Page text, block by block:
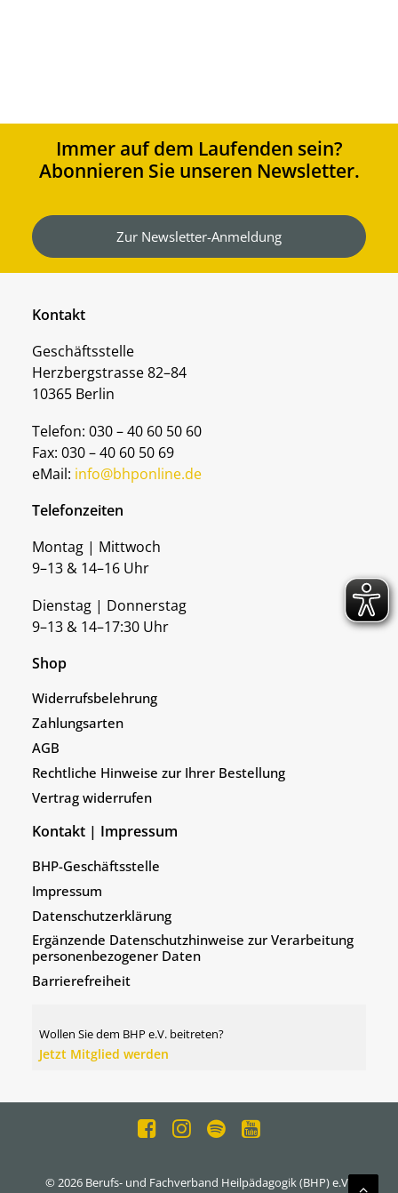
Immer auf dem Laufenden sein?
Abonnieren Sie unseren Newsletter.
Zur Newsletter-Anmeldung
Kontakt
Geschäftsstelle
Herzbergstrasse 82–84
10365 Berlin
Telefon: 030 – 40 60 50 60
Fax: 030 – 40 60 50 69
eMail: info@bhponline.de
Telefonzeiten
Montag | Mittwoch
9–13 & 14–16 Uhr
Dienstag | Donnerstag
9–13 & 14–17:30 Uhr
Shop
Widerrufsbelehrung
Zahlungsarten
AGB
Rechtliche Hinweise zur Ihrer Bestellung
Vertrag widerrufen
Kontakt | Impressum
BHP-Geschäftsstelle
Impressum
Datenschutzerklärung
Ergänzende Datenschutzhinweise zur Verarbeitung
personenbezogener Daten
Barrierefreiheit
Wollen Sie dem BHP e.V. beitreten?
Jetzt Mitglied werden
© 2026 Berufs- und Fachverband Heilpädagogik (BHP) e.V..